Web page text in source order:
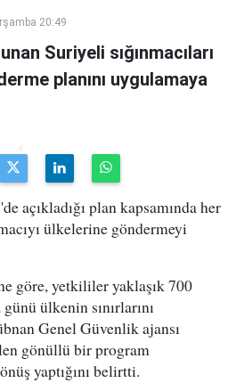
20:49
Suriyeli sığınmacıları
planını uygulamaya
açıkladığı plan kapsamında her
ülkelerine göndermeyi
göre, yetkililer yaklaşık 700
günü ülkenin sınırlarını
Genel Güvenlik ajansı
gönüllü bir program
yaptığını belirtti.